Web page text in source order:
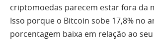
criptomoedas parecem estar fora da
Isso porque o Bitcoin sobe 17,8% no
porcentagem baixa em relação ao